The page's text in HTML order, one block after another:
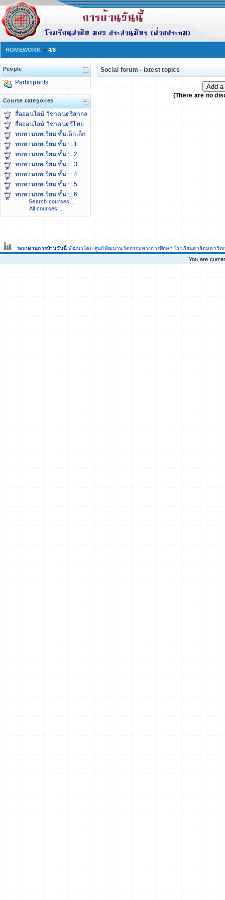
HOMEWORK 4/8
People
Participants
Course categories
สื่อออนไลน์ วิชาดนตรีสากล
สื่อออนไลน์ วิชาดนตรีไทย
ทบทวนบทเรียน ชั้นเด็กเล็ก
ทบทวนบทเรียน ชั้น ป.1
ทบทวนบทเรียน ชั้น ป.2
ทบทวนบทเรียน ชั้น ป.3
ทบทวนบทเรียน ชั้น ป.4
ทบทวนบทเรียน ชั้น ป.5
ทบทวนบทเรียน ชั้น ป.6
Search courses
All courses
Social forum - latest topics
(There are no
ระบบงานการบ้านวันนี้ พัฒนาโดย ศูนย์พัฒนานวัตกรรมทางการศึกษา โรงเรียนสาธิตมหาวิ
You are